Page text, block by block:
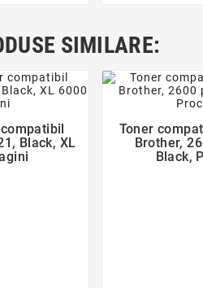
SIMILARE:
favorite_border
Black, XL

Toner
Brother,
Black,